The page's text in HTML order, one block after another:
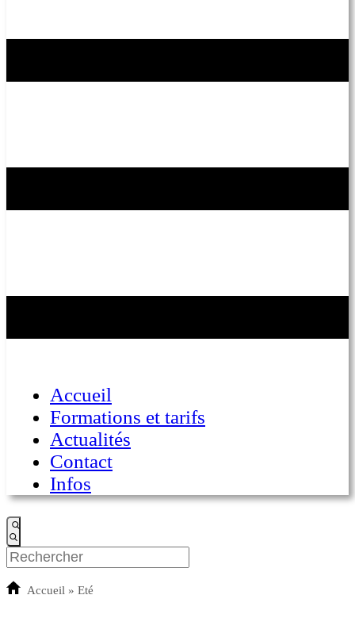
Accueil
Formations et tarifs
Actualités
Contact
Infos
Accueil » Eté